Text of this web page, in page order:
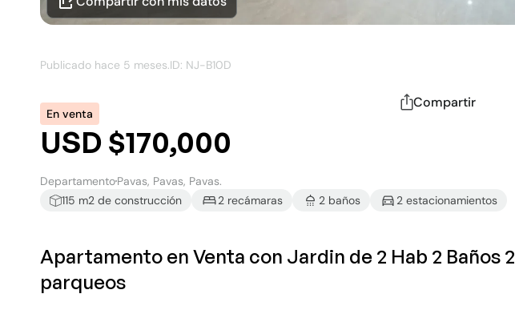
Publicado hace 5 meses.ID: NJ-B10D
En venta
Compartir
USD $170,000
DepartamentoPavas, Pavas, Pavas.
115 m2 de construcción 2 recámaras 2 baños 2 estacionamientos
Apartamento en Venta con Jardin de 2 Hab 2 Baños 2
parqueos